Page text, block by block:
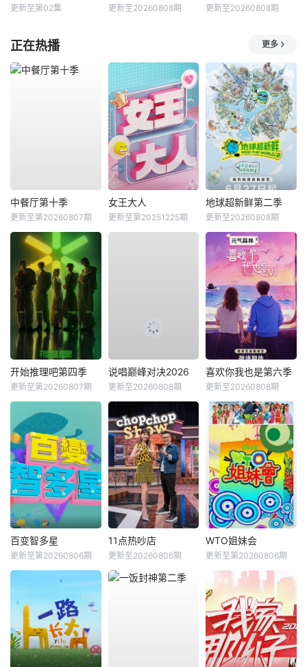
更新至第02集 更新至20260808期 更新至20260808期
正在热播 更多
中餐厅第十季
更新至第20260807期
女王大人
更新至第20251225期
地球超新鲜第二季
更新至20260808期
开始推理吧第四季
更新至第20260807期
说唱巅峰对决2026
更新至20260808期
喜欢你我也是第六季
更新至20260808期
百变智多星
更新至第20260806期
11点热吵店
更新至20260806期
WTO姐妹会
更新至第20260806期